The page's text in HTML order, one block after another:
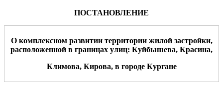
ПОСТАНОВЛЕНИЕ
О комплексном развитии территории жилой застройки,
расположенной в границах улиц: Куйбышева, Красина,
Климова, Кирова,в городе Кургане